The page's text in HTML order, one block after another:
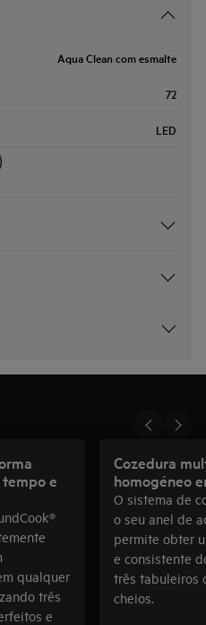
Aqua Clean com esmalte
72
LED
e
qualquer
três
e
Cozedura
homogéneo
O sistema de
o seu anel de
permite obter
e consistente
três tabuleiros
cheios.